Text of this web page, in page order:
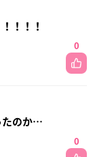
！！！
0
たのか…
0